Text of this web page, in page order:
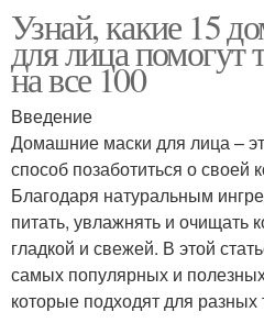
Узнай, какие 15
для лица помогут
на все 100
Введение
Домашние маски для лица –
способ позаботиться о своей
Благодаря натуральным
питать, увлажнять и очищать
гладкой и свежей. В этой
самых популярных и
которые подходят для разных